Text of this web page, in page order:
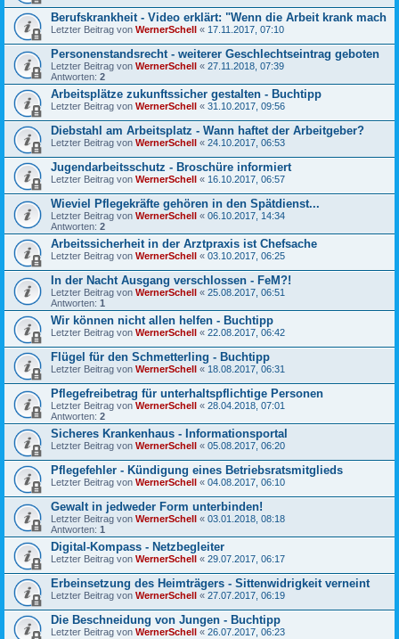
Berufskrankheit - Video erklärt: "Wenn die Arbeit krank mach
Letzter Beitrag von WernerSchell « 17.11.2017, 07:10
Personenstandsrecht - weiterer Geschlechtseintrag geboten
Letzter Beitrag von WernerSchell « 27.11.2018, 07:39
Antworten: 2
Arbeitsplätze zukunftssicher gestalten - Buchtipp
Letzter Beitrag von WernerSchell « 31.10.2017, 09:56
Diebstahl am Arbeitsplatz - Wann haftet der Arbeitgeber?
Letzter Beitrag von WernerSchell « 24.10.2017, 06:53
Jugendarbeitsschutz - Broschüre informiert
Letzter Beitrag von WernerSchell « 16.10.2017, 06:57
Wieviel Pflegekräfte gehören in den Spätdienst...
Letzter Beitrag von WernerSchell « 06.10.2017, 14:34
Antworten: 2
Arbeitssicherheit in der Arztpraxis ist Chefsache
Letzter Beitrag von WernerSchell « 03.10.2017, 06:25
In der Nacht Ausgang verschlossen - FeM?!
Letzter Beitrag von WernerSchell « 25.08.2017, 06:51
Antworten: 1
Wir können nicht allen helfen - Buchtipp
Letzter Beitrag von WernerSchell « 22.08.2017, 06:42
Flügel für den Schmetterling - Buchtipp
Letzter Beitrag von WernerSchell « 18.08.2017, 06:31
Pflegefreibetrag für unterhaltspflichtige Personen
Letzter Beitrag von WernerSchell « 28.04.2018, 07:01
Antworten: 2
Sicheres Krankenhaus - Informationsportal
Letzter Beitrag von WernerSchell « 05.08.2017, 06:20
Pflegefehler - Kündigung eines Betriebsratsmitglieds
Letzter Beitrag von WernerSchell « 04.08.2017, 06:10
Gewalt in jedweder Form unterbinden!
Letzter Beitrag von WernerSchell « 03.01.2018, 08:18
Antworten: 1
Digital-Kompass - Netzbegleiter
Letzter Beitrag von WernerSchell « 29.07.2017, 06:17
Erbeinsetzung des Heimträgers - Sittenwidrigkeit verneint
Letzter Beitrag von WernerSchell « 27.07.2017, 06:19
Die Beschneidung von Jungen - Buchtipp
Letzter Beitrag von WernerSchell « 26.07.2017, 06:23